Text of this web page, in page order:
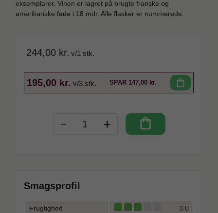
eksemplarer. Vinen er lagret på brugte franske og
amerikanske fade i 18 mdr. Alle flasker er nummerede.
244,00 kr. v/1 stk.
195,00 kr. v/3 stk. SPAR 147,00 kr. shopping_bag
- + shopping_bag
Smagsprofil
Frugtighed 3.0